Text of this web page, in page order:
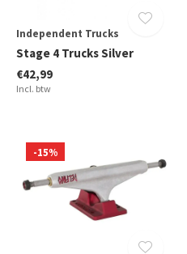
Independent Trucks
Stage 4 Trucks Silver
€42,99
Incl. btw
-15%